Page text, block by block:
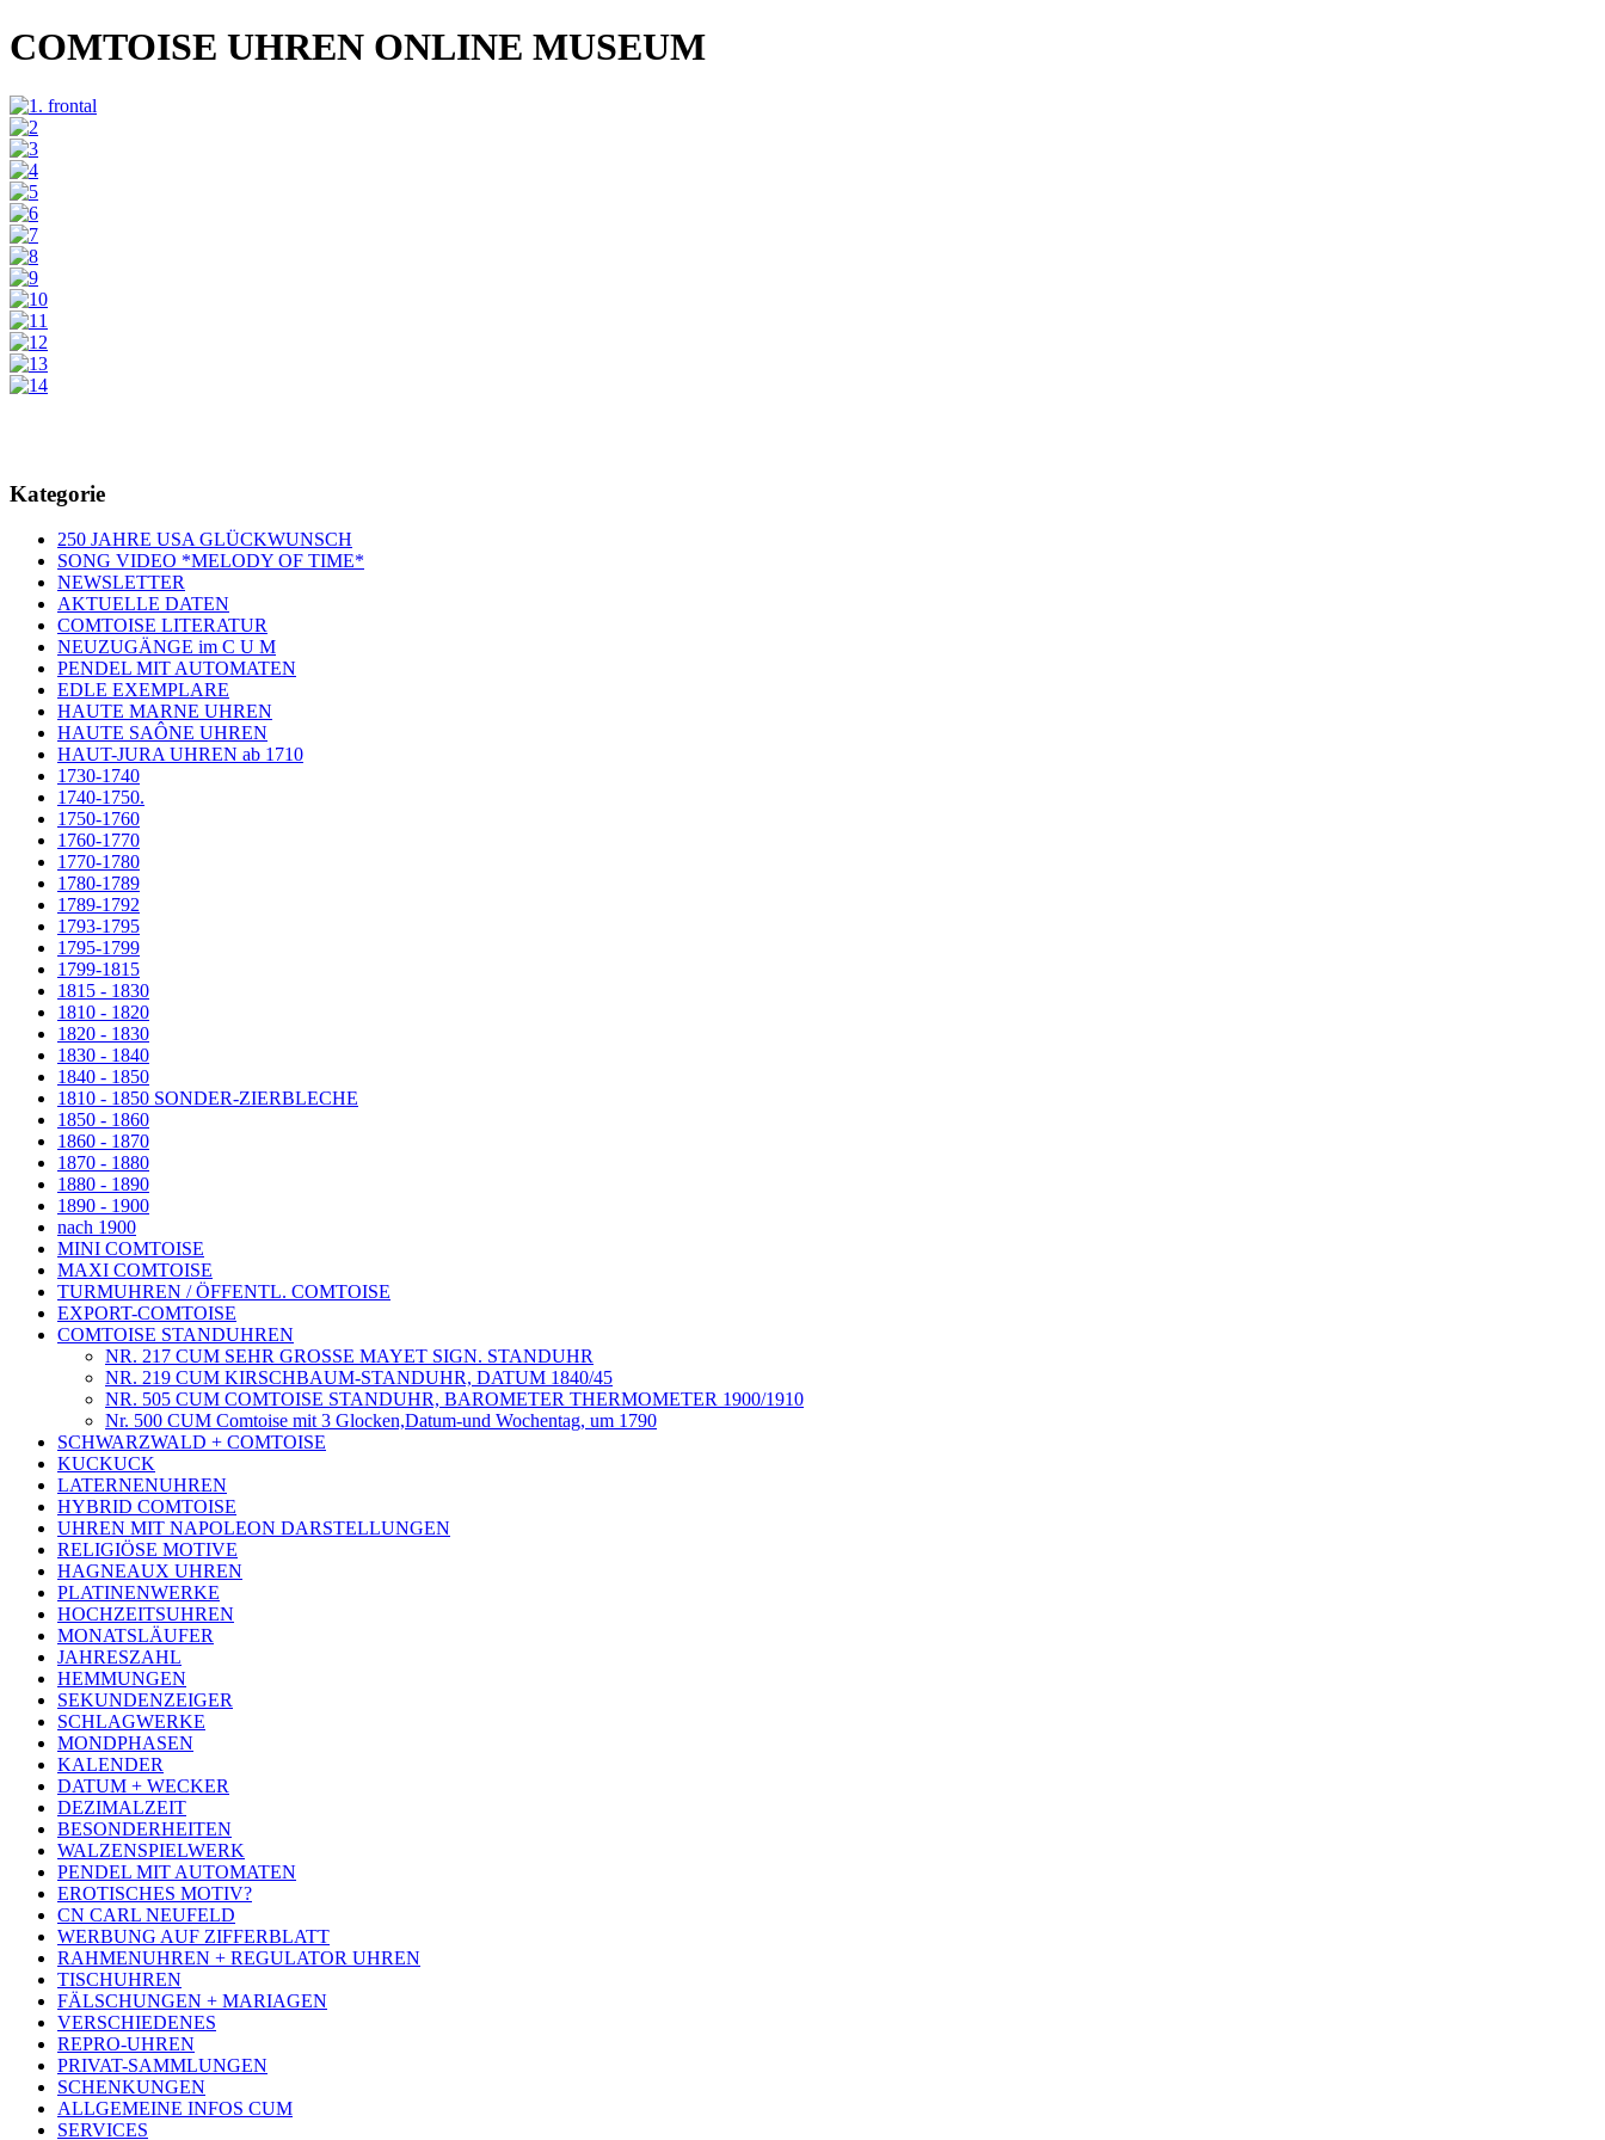
COMTOISE UHREN ONLINE MUSEUM
Kategorie
250 JAHRE USA GLÜCKWUNSCH
SONG VIDEO *MELODY OF TIME*
NEWSLETTER
AKTUELLE DATEN
COMTOISE LITERATUR
NEUZUGÄNGE im C U M
PENDEL MIT AUTOMATEN
EDLE EXEMPLARE
HAUTE MARNE UHREN
HAUTE SAÔNE UHREN
HAUT-JURA UHREN ab 1710
1730-1740
1740-1750.
1750-1760
1760-1770
1770-1780
1780-1789
1789-1792
1793-1795
1795-1799
1799-1815
1815 - 1830
1810 - 1820
1820 - 1830
1830 - 1840
1840 - 1850
1810 - 1850 SONDER-ZIERBLECHE
1850 - 1860
1860 - 1870
1870 - 1880
1880 - 1890
1890 - 1900
nach 1900
MINI COMTOISE
MAXI COMTOISE
TURMUHREN / ÖFFENTL. COMTOISE
EXPORT-COMTOISE
COMTOISE STANDUHREN
NR. 217 CUM SEHR GROSSE MAYET SIGN. STANDUHR
NR. 219 CUM KIRSCHBAUM-STANDUHR, DATUM 1840/45
NR. 505 CUM COMTOISE STANDUHR, BAROMETER THERMOMETER 1900/1910
Nr. 500 CUM Comtoise mit 3 Glocken,Datum-und Wochentag, um 1790
SCHWARZWALD + COMTOISE
KUCKUCK
LATERNENUHREN
HYBRID COMTOISE
UHREN MIT NAPOLEON DARSTELLUNGEN
RELIGIÖSE MOTIVE
HAGNEAUX UHREN
PLATINENWERKE
HOCHZEITSUHREN
MONATSLÄUFER
JAHRESZAHL
HEMMUNGEN
SEKUNDENZEIGER
SCHLAGWERKE
MONDPHASEN
KALENDER
DATUM + WECKER
DEZIMALZEIT
BESONDERHEITEN
WALZENSPIELWERK
PENDEL MIT AUTOMATEN
EROTISCHES MOTIV?
CN CARL NEUFELD
WERBUNG AUF ZIFFERBLATT
RAHMENUHREN + REGULATOR UHREN
TISCHUHREN
FÄLSCHUNGEN + MARIAGEN
VERSCHIEDENES
REPRO-UHREN
PRIVAT-SAMMLUNGEN
SCHENKUNGEN
ALLGEMEINE INFOS CUM
SERVICES